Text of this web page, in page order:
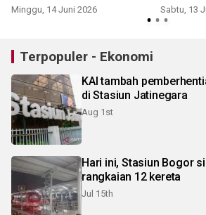
Minggu, 14 Juni 2026 Sabtu, 13
Terpopuler - Ekonomi
KAI tambah
di Stasiun Jatinegara
Aug 1st
Hari ini, Stasiun Bogor
rangkaian 12 kereta
Jul 15th